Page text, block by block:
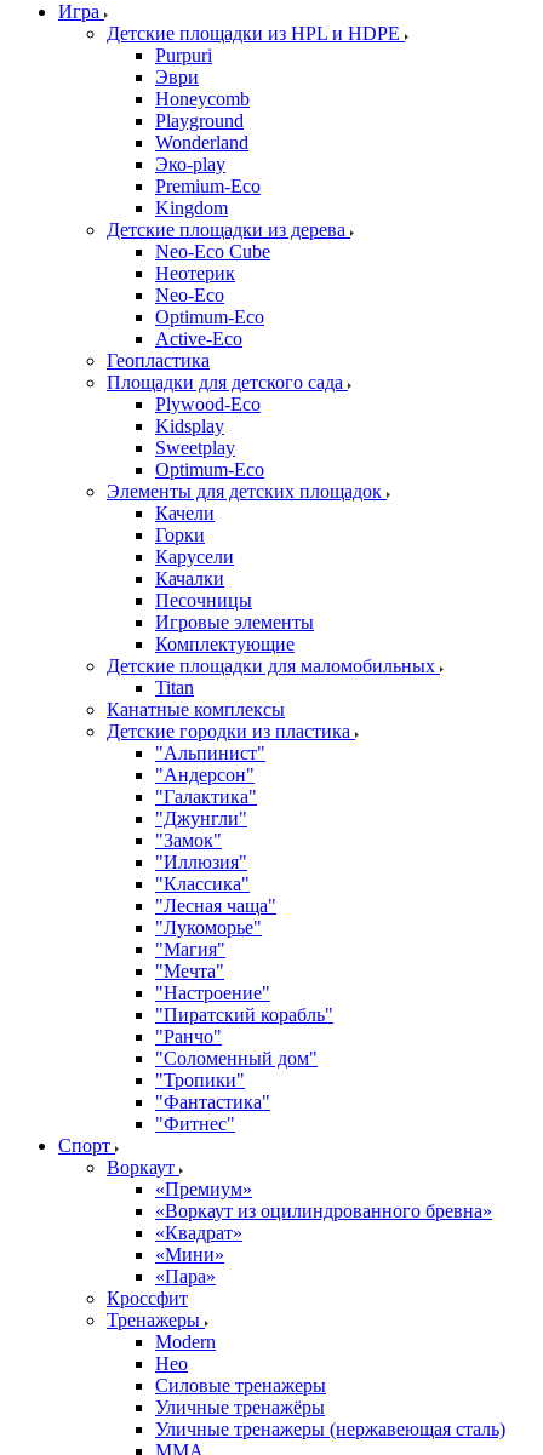
Игра
Детские площадки из HPL и HDPE
Purpuri
Эври
Honeycomb
Playground
Wonderland
Эко-play
Premium-Eco
Kingdom
Детские площадки из дерева
Neo-Eco Cube
Неотерик
Neo-Eco
Оptimum-Еco
Active-Eco
Геопластика
Площадки для детского сада
Plywood-Eco
Kidsplay
Sweetplay
Оptimum-Еco
Элементы для детских площадок
Качели
Горки
Карусели
Качалки
Песочницы
Игровые элементы
Комплектующие
Детские площадки для маломобильных
Titan
Канатные комплексы
Детские городки из пластика
"Альпинист"
"Андерсон"
"Галактика"
"Джунгли"
"Замок"
"Иллюзия"
"Классика"
"Лесная чаща"
"Лукоморье"
"Магия"
"Мечта"
"Настроение"
"Пиратский корабль"
"Ранчо"
"Соломенный дом"
"Тропики"
"Фантастика"
"Фитнес"
Спорт
Воркаут
«Премиум»
«Воркаут из оцилиндрованного бревна»
«Квадрат»
«Мини»
«Пара»
Кроссфит
Тренажеры
Modern
Нео
Силовые тренажеры
Уличные тренажёры
Уличные тренажеры (нержавеющая сталь)
ММА